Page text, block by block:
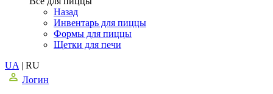
Назад
Инвентарь для пиццы
Формы для пиццы
Щетки для печи
UA | RU
Логин